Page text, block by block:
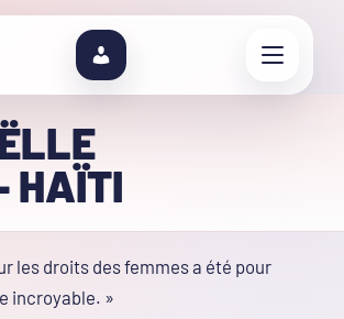
HAÏTI
les droits des femmes a été pour
incroyable. »